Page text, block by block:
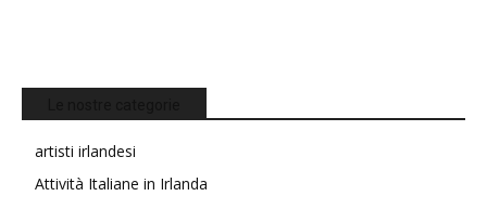
artisti irlandesi
Attività Italiane in Irlanda